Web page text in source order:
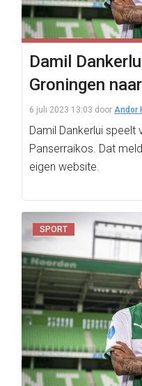
Damil
Groningen
6 juli 2023 13:03 door Andor
Damil Dankerlui speelt
Panserraikos. Dat
eigen website.
SPORT